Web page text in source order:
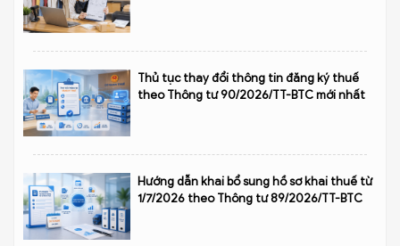
Thủ tục thay đổi thông tin đăng ký thuế
theo Thông tư 90/2026/TT-BTC mới nhất
Hướng dẫn khai bổ sung hồ sơ khai thuế từ
1/7/2026 theo Thông tư 89/2026/TT-BTC